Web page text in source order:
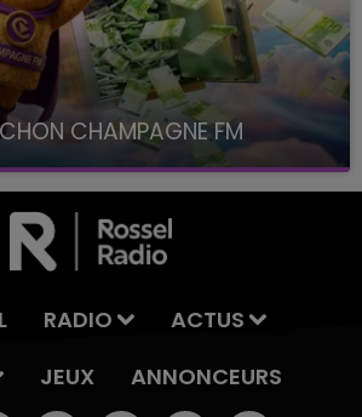
CHAMPAGNE FM
FM, à 8H10
RADIO
ACTUS
JEUX ANNONCEURS